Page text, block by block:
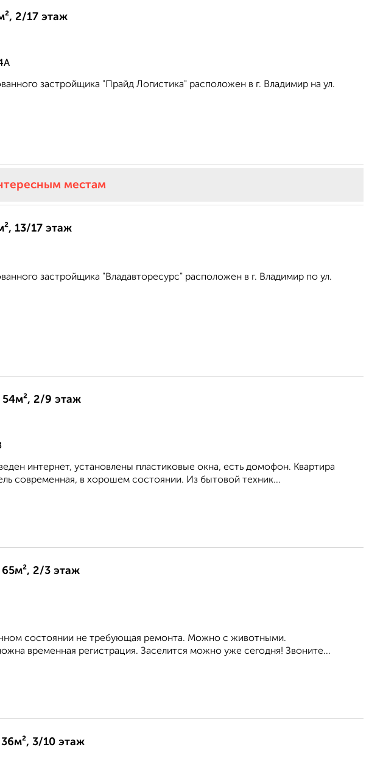
2/17 этаж
застройщика "Прайд Логистика" расположен в г. Владимир на ул.
местам
13/17 этаж
застройщика "Владавторесурс" расположен в г. Владимир по ул.
54м², 2/9 этаж
интернет, установлены пластиковые окна, есть домофон. Квартира
современная, в хорошем состоянии. Из бытовой техник...
2/3 этаж
состоянии не требующая ремонта. Можно с животными.
временная регистрация. Заселится можно уже сегодня! Звоните...
3/10 этаж